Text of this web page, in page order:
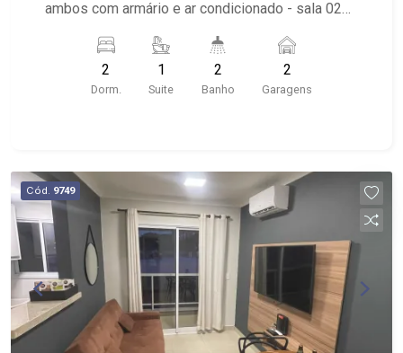
ambos com armário e ar condicionado - sala 02
americana planejada com ponto para ilha gourmet
- banheiro social - área de serviço - sacada com
espaço técnico - 02 vagas de garagem
jogos, - pet Wash, - home office. Localizado
próximo ao supermercados Jaú Service e Pão de
Açúcar, Mirante Shopping, Academia Paccer,
pizzaria Bella Citta.
2
Dorm.
1
Suite
2
Banho
2
Garagens
Cód. 9749